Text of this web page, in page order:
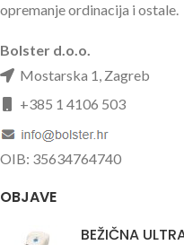
opremanje ordinacija i ostale.
Bolster d.o.o.
Mostarska 1, Zagreb
+385 1 4106 503
OIB: 35634764740
OBJAVE
BEŽIČNA